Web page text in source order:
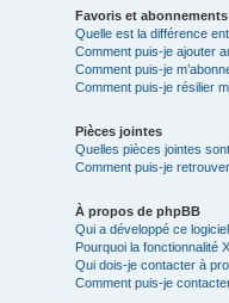
Favoris et abonnements
Quelle est la différence
Comment puis-je ajouter
Comment puis-je
Comment puis-je résilier
Pièces jointes
Quelles pièces jointes
Comment puis-je
À propos de phpBB
Qui a développé ce
Pourquoi la fonctionnalité
Qui dois-je contacter à
Comment puis-je